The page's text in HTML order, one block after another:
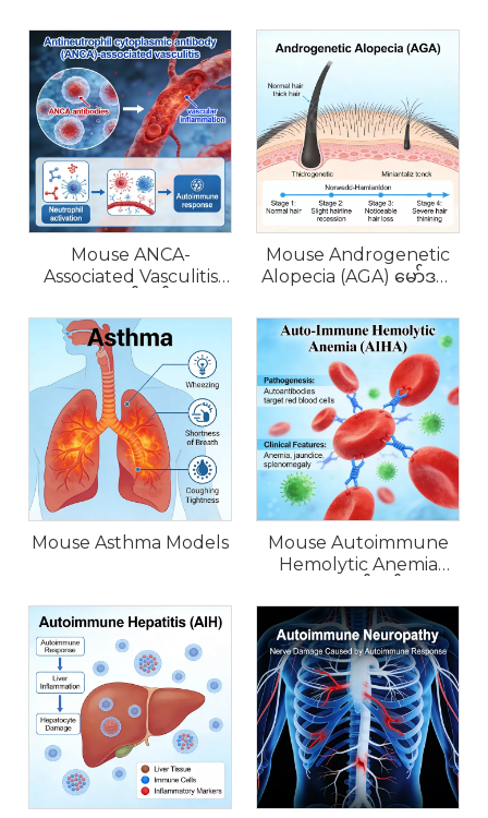
Mouse ANCA-
Associated Vasculitis
Mouse Androgenetic
Alopecia (AGA) မော်ဒယ်
Mouse Asthma Models
Mouse Autoimmune
Hemolytic Anemia